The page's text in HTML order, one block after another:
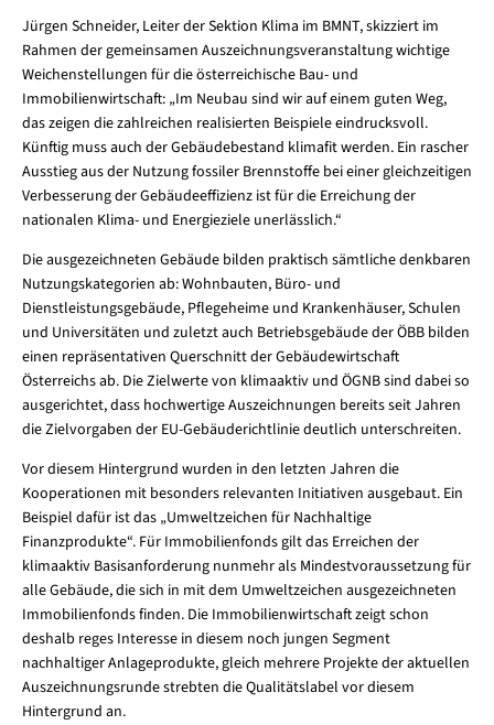
Jürgen Schneider, Leiter der Sektion Klima im BMNT, skizziert im
Rahmen der gemeinsamen Auszeichnungsveranstaltung wichtige
Weichenstellungen für die österreichische Bau- und
Immobilienwirtschaft: „Im Neubau sind wir auf einem guten Weg,
das zeigen die zahlreichen realisierten Beispiele eindrucksvoll.
Künftig muss auch der Gebäudebestand klimafit werden. Ein rascher
Ausstieg aus der Nutzung fossiler Brennstoffe bei einer gleichzeitigen
Verbesserung der Gebäudeeffizienz ist für die Erreichung der
nationalen Klima- und Energieziele unerlässlich.“
Die ausgezeichneten Gebäude bilden praktisch sämtliche denkbaren
Nutzungskategorien ab: Wohnbauten, Büro- und
Dienstleistungsgebäude, Pflegeheime und Krankenhäuser, Schulen
und Universitäten und zuletzt auch Betriebsgebäude der ÖBB bilden
einen repräsentativen Querschnitt der Gebäudewirtschaft
Österreichs ab. Die Zielwerte von klimaaktiv und ÖGNB sind dabei so
ausgerichtet, dass hochwertige Auszeichnungen bereits seit Jahren
die Zielvorgaben der EU-Gebäuderichtlinie deutlich unterschreiten.
Vor diesem Hintergrund wurden in den letzten Jahren die
Kooperationen mit besonders relevanten Initiativen ausgebaut. Ein
Beispiel dafür ist das „Umweltzeichen für Nachhaltige
Finanzprodukte“. Für Immobilienfonds gilt das Erreichen der
klimaaktiv Basisanforderung nunmehr als Mindestvoraussetzung für
alle Gebäude, die sich in mit dem Umweltzeichen ausgezeichneten
Immobilienfonds finden. Die Immobilienwirtschaft zeigt schon
deshalb reges Interesse in diesem noch jungen Segment
nachhaltiger Anlageprodukte, gleich mehrere Projekte der aktuellen
Auszeichnungsrunde strebten die Qualitätslabel vor diesem
Hintergrund an.